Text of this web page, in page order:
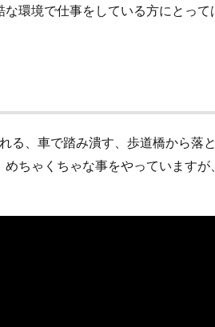
環境で仕事をしている方にとって
る、車で踏み潰す、歩道橋から落
ちゃくちゃな事をやっていますが